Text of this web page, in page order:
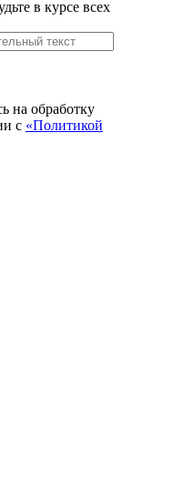
в курсе всех
на обработку
с «Политикой